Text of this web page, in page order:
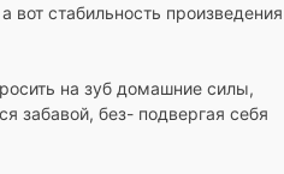
стабильность произведения
на зуб домашние силы,
забавой, без- подвергая себя